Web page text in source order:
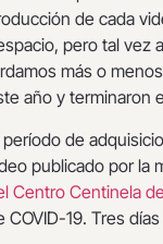
de cada
pero tal vez
más o
año y terminaron
período de
publicado por la
Centro Centinela
COVID-19. Tres